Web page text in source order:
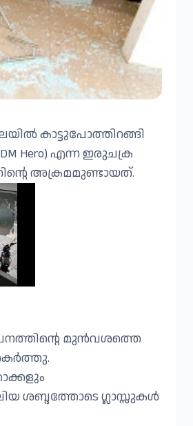
കാട്ടുപോത്തിറങ്ങി
Hero) എന്ന ഇരുചക്ര
അക്രമമുണ്ടായത്.
മുൻവശത്തെ
ശബ്ദത്തോടെ ഗ്ലാസ്സുകൾ